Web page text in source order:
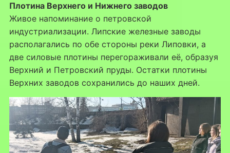
Плотина Верхнего и Нижнего заводов
Живое напоминание о петровской
индустриализации. Липские железные заводы
располагались по обе стороны реки Липовки, а
две силовые плотины перегораживали её, образуя
Верхний и Петровский пруды. Остатки плотины
Верхних заводов сохранились до наших дней.